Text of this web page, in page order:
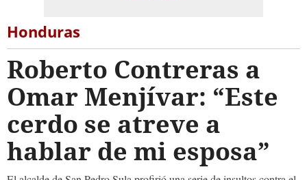
Honduras
Roberto Contreras a
Omar Menjívar: “Este
cerdo se atreve a
hablar de mi esposa”